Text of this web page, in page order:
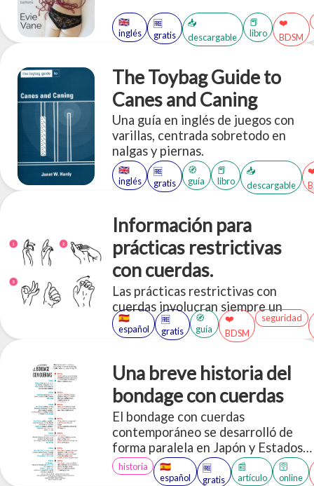
🇬🇧
inglés
🆓
gratis
📥
descargable
📕
libro
❤️
BDSM
The Toybag Guide to
Canes and Caning
Una guía en inglés de juegos con
varillas, centrada sobretodo en
nalgas y piernas.
🇬🇧
inglés
🆓
gratis
🧭
guía
📕
libro
📥
descargable
Información para
prácticas restrictivas
con cuerdas.
Las prácticas restrictivas con
cuerdas involucran siempre un
riesgo asumido el cual debe ser
comunicado y entendido entre las
en las personas es estar preparados
y tratar de disminuir esos riesgos.
🇪🇸
español
🆓
gratis
🧭
guía
❤️
BDSM
seguridad
Una breve historia del
bondage con cuerdas
El bondage con cuerdas
contemporáneo se desarrolló de
forma paralela en Japón y Estados
Unidos a principios del siglo XX.
historia
🇪🇸
español
🆓
gratis
📰
artículo
🛜
online